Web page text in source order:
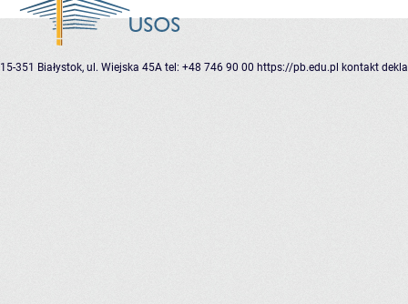
15-351 Białystok, ul. Wiejska 45A tel: +48 746 90 00 https://pb.edu.pl kontakt